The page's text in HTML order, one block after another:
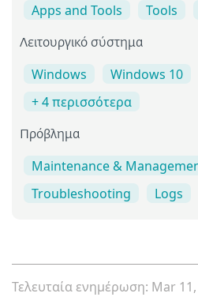
Apps and Tools Tools
Λειτουργικό σύστημα
Windows Windows 10
+ 4 περισσότερα
Πρόβλημα
Maintenance &
Troubleshooting
Logs
Τελευταία ενημέρωση: Mar